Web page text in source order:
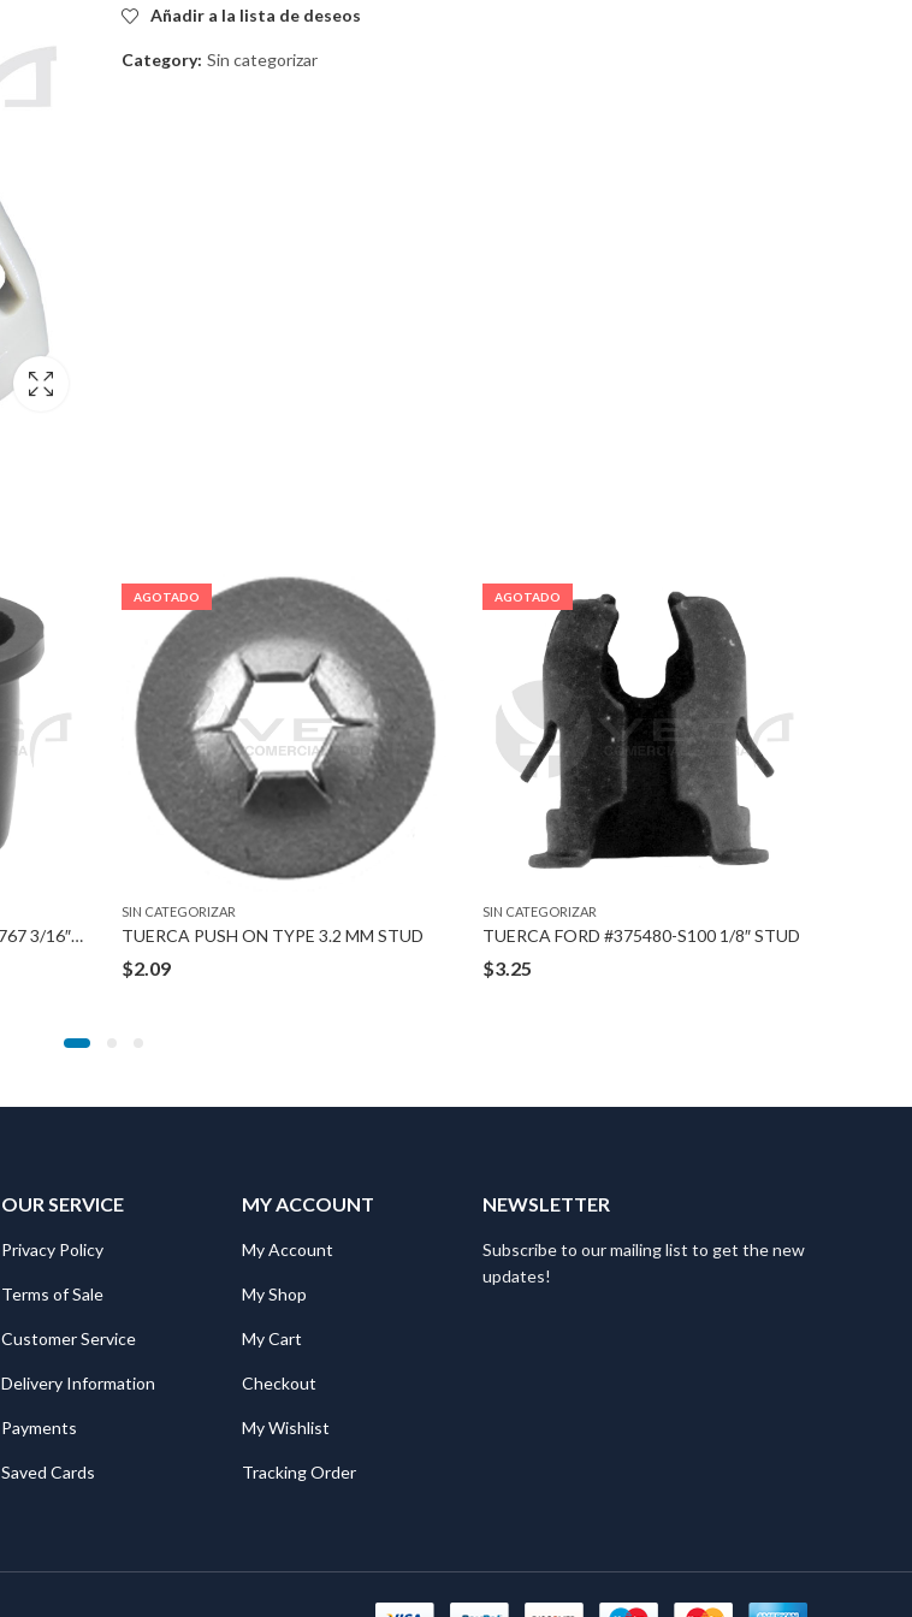
Añadir a la lista de deseos
Category: Sin categorizar
TUERCA RENAULT#8934-201-767 3/16″ STUD
AGOTADO
SIN CATEGORIZAR
TUERCA PUSH ON TYPE 3.2 MM STUD
$2.09
AGOTADO
SIN CATEGORIZAR
TUERCA FORD #375480-S100 1/8″ STUD
$3.25
OUR SERVICE
Privacy Policy
Terms of Sale
Customer Service
Delivery Information
Payments
Saved Cards
MY ACCOUNT
My Account
My Shop
My Cart
Checkout
My Wishlist
Tracking Order
NEWSLETTER
Subscribe to our mailing list to get the new
updates!